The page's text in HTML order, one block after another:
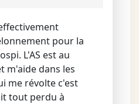
pour la
L'AS est au
m'aide dans les
me révolte c'est
tout perdu à